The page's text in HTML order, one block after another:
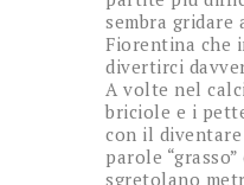
sembra
Fiorentina che
divertirci
A volte nel
briciole e i
con il
parole
sgretolano